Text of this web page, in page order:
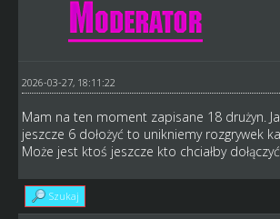
2026-03-27, 18:11:22
Mam na ten moment zapisane 18 drużyn.
jeszcze 6 dołożyć to unikniemy rozgrywek
Może jest ktoś jeszcze kto chciałby
Szukaj